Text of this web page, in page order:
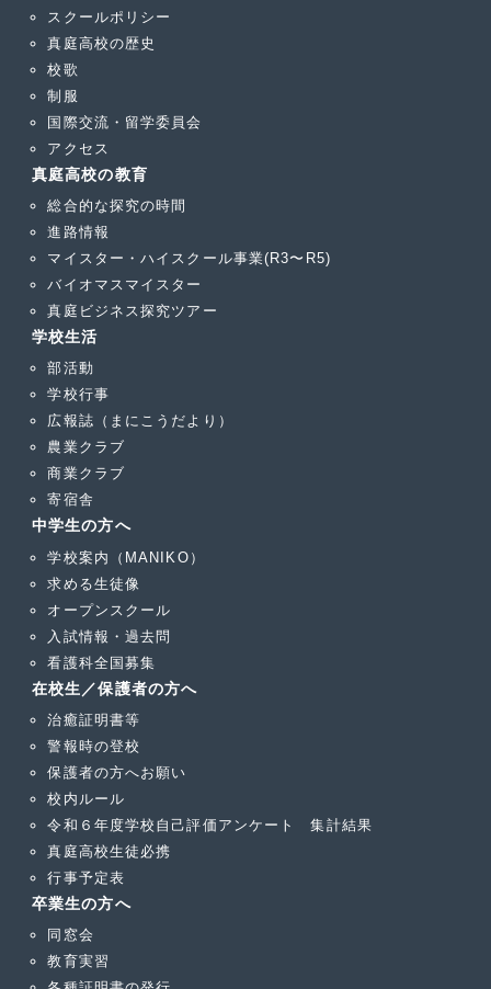
スクールポリシー
真庭高校の歴史
校歌
制服
国際交流・留学委員会
アクセス
真庭高校の教育
総合的な探究の時間
進路情報
マイスター・ハイスクール事業(R3〜R5)
バイオマスマイスター
真庭ビジネス探究ツアー
学校生活
部活動
学校行事
広報誌（まにこうだより）
農業クラブ
商業クラブ
寄宿舎
中学生の方へ
学校案内（MANIKO）
求める生徒像
オープンスクール
入試情報・過去問
看護科全国募集
在校生／保護者の方へ
治癒証明書等
警報時の登校
保護者の方へお願い
校内ルール
令和６年度学校自己評価アンケート 集計結果
真庭高校生徒必携
行事予定表
卒業生の方へ
同窓会
教育実習